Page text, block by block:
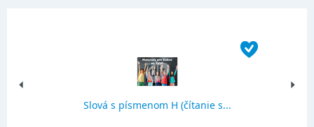
Slová s písmenom H (čítanie s...